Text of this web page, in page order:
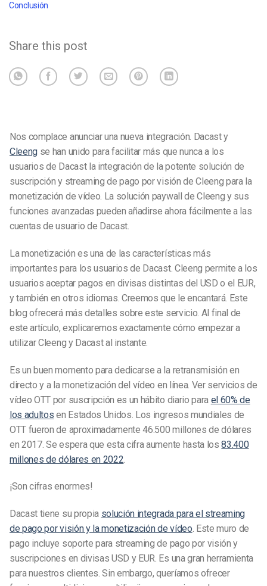
Conclusión
Share this post
Nos complace anunciar una nueva integración. Dacast y
Cleeng se han unido para facilitar más que nunca a los
usuarios de Dacast la integración de la potente solución de
suscripción y streaming de pago por visión de Cleeng para la
monetización de vídeo. La solución paywall de Cleeng y sus
funciones avanzadas pueden añadirse ahora fácilmente a las
cuentas de usuario de Dacast.
La monetización es una de las características más
importantes para los usuarios de Dacast. Cleeng permite a los
usuarios aceptar pagos en divisas distintas del USD o el EUR,
y también en otros idiomas. Creemos que le encantará. Este
blog ofrecerá más detalles sobre este servicio. Al final de
este artículo, explicaremos exactamente cómo empezar a
utilizar Cleeng y Dacast al instante.
Es un buen momento para dedicarse a la retransmisión en
directo y a la monetización del vídeo en línea. Ver servicios de
vídeo OTT por suscripción es un hábito diario para el 60% de
los adultos en Estados Unidos. Los ingresos mundiales de
OTT fueron de aproximadamente 46.500 millones de dólares
en 2017. Se espera que esta cifra aumente hasta los83.400
millones de dólares en 2022
¡Son cifras enormes!
Dacast tiene su propia solución integrada para el streaming
de pago por visión y la monetización de vídeo. Este muro de
pago incluye soporte para streaming de pago por visión y
suscripciones en divisas USD y EUR. Es una gran herramienta
para nuestros clientes. Sin embargo, queríamos ofrecer